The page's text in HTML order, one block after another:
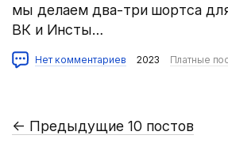
мы делаем два-три шортса
ВК и Инсты…
Нет комментариев 2023 Платные
← Предыдущие 10 постов